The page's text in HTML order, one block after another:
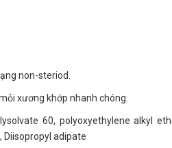
non-steriod.
xương khớp nhanh chóng.
60, polyoxyethylene alkyl
Diisopropyl adipate